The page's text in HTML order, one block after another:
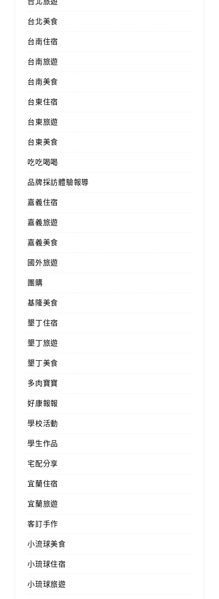
台北美食
台南住宿
台南旅遊
台南美食
台東住宿
台東旅遊
台東美食
吃吃喝喝
品牌採訪體驗報導
嘉義住宿
嘉義旅遊
嘉義美食
國外旅遊
團購
基隆美食
墾丁住宿
墾丁旅遊
墾丁美食
多肉寶寶
好康報報
學校活動
學生作品
宅配分享
宜蘭住宿
宜蘭旅遊
客訂手作
小流球美食
小琉球住宿
小琉球旅遊